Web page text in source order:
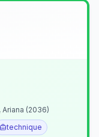
Ariana (2036)
technique